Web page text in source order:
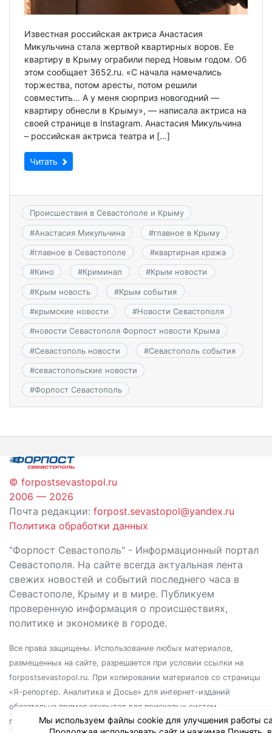
Известная российская актриса Анастасия
Микульчина стала жертвой квартирных воров. Ее
квартиру в Крыму ограбили перед Новым годом. Об
этом сообщает 3652.ru. «С начала намечались
торжества, потом аресты, потом решили
совместить… А у меня сюрприз новогодний —
квартиру обнесли в Крыму», — написала актриса на
своей странице в Instagram. Анастасия Микульчина
– российская актриса театра и […]
Читать
Происшествия в Севастополе и Крыму
#Анастасия Микульчина #главное в Крыму
#главное в Севастополе #квартирная кража
#Кино #Криминал #Крым новости
#Крым новость #Крым события
#крымские новости #Новости Севастополя
#новости Севастополя Форпост новости Крыма
#Севастополь новости #Севастополь события
#севастопольские новости
#Форпост Севастополь
© forpostsevastopol.ru
2006 — 2026
Почта редакции: forpost.sevastopol@yandex.ru
Политика обработки данных
"Форпост Севастополь" - Информационный портал
Севастополя. На сайте всегда актуальная лента
свежих новостей и событий последнего часа в
Севастополе, Крыму и в мире. Публикуем
проверенную информация о происшествиях,
политике и экономике в городе.
Все права защищены. Использование любых материалов,
размещенных на сайте, разрешается при условии ссылки на
forpostsevastopol.ru. При копировании материалов со страницы
«Я-репортер. Аналитика и Досье» для интернет-изданий
обязательна прямая открытая для поисковых систем
гиперссылка. Независимо от полного или частичного
Мы используем файлы cookie для улучшения работы